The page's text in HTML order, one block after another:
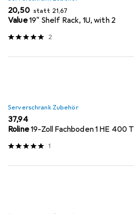
EUR
20,50 statt EUR
21,67
Value19" Shelf Rack, 1U, with 2
2
Serverschrank Zubehör
EUR
37,94
Roline19-Zoll Fachboden 1 HE 400 T
1